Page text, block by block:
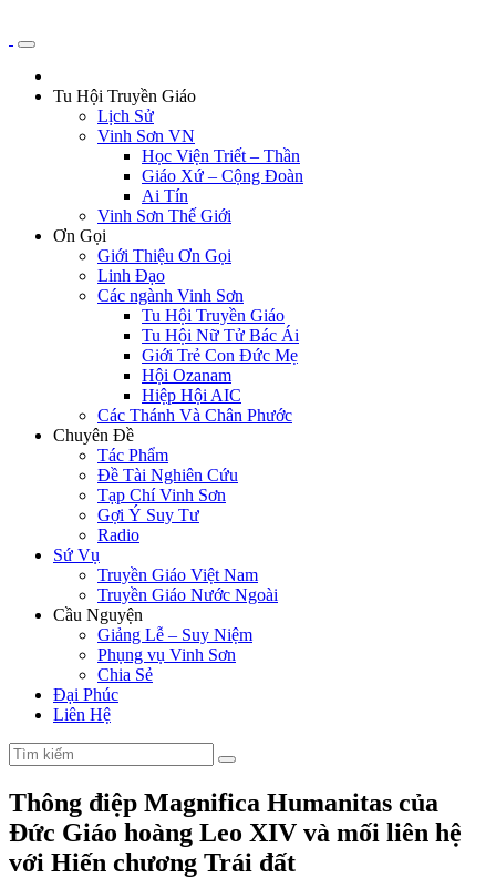
Tu Hội Truyền Giáo
Lịch Sử
Vinh Sơn VN
Học Viện Triết – Thần
Giáo Xứ – Cộng Đoàn
Ai Tín
Vinh Sơn Thế Giới
Ơn Gọi
Giới Thiệu Ơn Gọi
Linh Đạo
Các ngành Vinh Sơn
Tu Hội Truyền Giáo
Tu Hội Nữ Tử Bác Ái
Giới Trẻ Con Đức Mẹ
Hội Ozanam
Hiệp Hội AIC
Các Thánh Và Chân Phước
Chuyên Đề
Tác Phẩm
Đề Tài Nghiên Cứu
Tạp Chí Vinh Sơn
Gợi Ý Suy Tư
Radio
Sứ Vụ
Truyền Giáo Việt Nam
Truyền Giáo Nước Ngoài
Cầu Nguyện
Giảng Lễ – Suy Niệm
Phụng vụ Vinh Sơn
Chia Sẻ
Đại Phúc
Liên Hệ
Thông điệp Magnifica Humanitas của
Đức Giáo hoàng Leo XIV và mối liên hệ
với Hiến chương Trái đất